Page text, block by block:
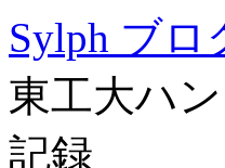
Sylph ブロ
東工大ハ
記録